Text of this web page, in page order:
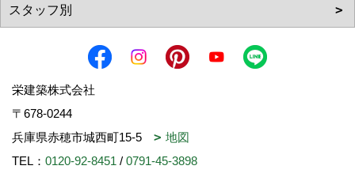
栄建築株式会社
〒678-0244
兵庫県赤穂市城西町15-5
地図
TEL： 0120-92-8451 / 0791-45-3898